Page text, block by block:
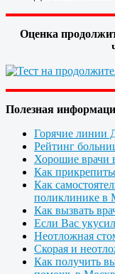
Оценка
Полезная
Горячие линии
Рейтинг
Хорошие врачи
Как
Как
поликлинике в
Как вызвать
Если Вас
Неотложная
Скорая и
Как получить